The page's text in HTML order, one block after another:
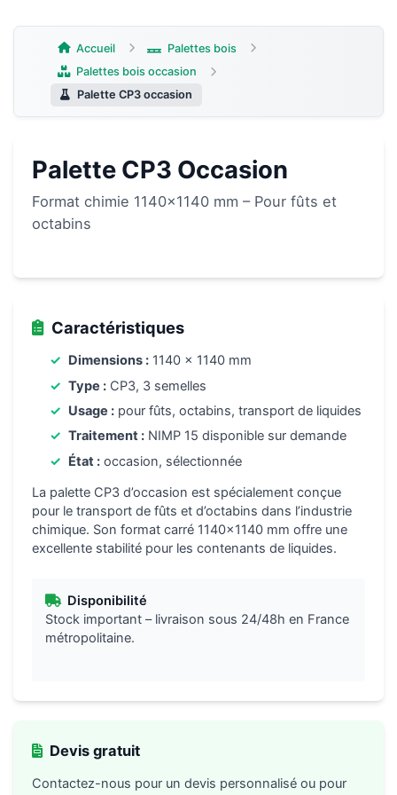
Accueil
Palettes bois
Palettes bois occasion
Palette CP3 occasion
Palette CP3 Occasion
Format chimie 1140×1140 mm – Pour fûts et
octabins
Caractéristiques
Dimensions :1140 x 1140 mm
Type :CP3, 3 semelles
Usage :pour fûts, octabins, transport de liquides
Traitement :NIMP 15 disponible sur demande
État :occasion, sélectionnée
La palette CP3 d’occasion est spécialement conçue
pour le transport de fûts et d’octabins dans l’industrie
chimique. Son format carré 1140×1140 mm offre une
excellente stabilité pour les contenants de liquides.
Disponibilité
Stock important – livraison sous 24/48h en France
métropolitaine.
Devis gratuit
Contactez-nous pour un devis personnalisé ou pour